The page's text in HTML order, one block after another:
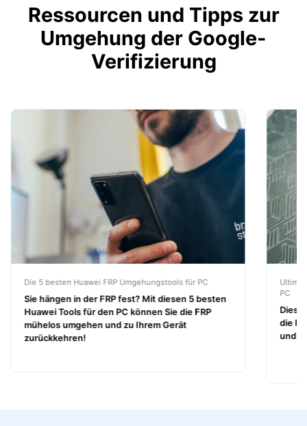
Ressourcen und Tipps zur
Umgehung der Google-
Verifizierung
Die 5 besten Huawei FRP Umgehungstools für PC
Sie hängen in der FRP fest? Mit diesen 5 besten
Huawei Tools für den PC können Sie die FRP
mühelos umgehen und zu Ihrem Gerät
zurückkehren!
PC
Diese
die
und